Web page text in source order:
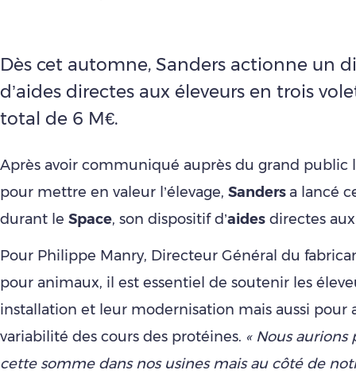
Dès cet automne, Sanders actionne un
d’aides directes aux éleveurs en trois
total de 6 M€.
Après avoir communiqué auprès du grand public
pour mettre en valeur l’élevage, Sanders a lancé
durant le Space, son dispositif d’aides directes
Pour Philippe Manry, Directeur Général du
pour animaux, il est essentiel de soutenir les
installation et leur modernisation mais aussi pour
variabilité des cours des protéines. « Nous aurions
cette somme dans nos usines mais au côté de